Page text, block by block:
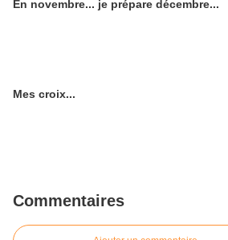
En novembre... je prépare décembre...
Mes croix...
Commentaires